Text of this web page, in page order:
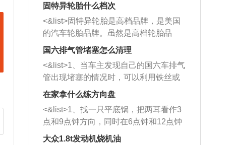
固特异轮胎什么档次
<&list>固特异轮胎是高档品牌，是美国
的汽车轮胎品牌。虽然是高档轮胎品
牌，但是中高低端的轮胎都有生产，这
也是为了更好的开拓市场。
国六排气管堵塞怎么清理
<&list>1、当车主发现自己的国六车排气
管出现堵塞的情况时，可以利用铁丝或
者是细棍，直接将杂物给取出来，如果
堵塞情况比较严重，也可以采取应急措
施。 <&list>2、直接利用木棍将所有的
杂物推到排气管里面的位置处，然后将
三元催化器拆解开，就可以将堵塞的东
在家拿什么练方向盘
<&list>1、找一只平底锅，把两耳看作3
点和9点钟方向，同时在6点钟和12点钟
方向做一个标记。 <&list>2、双手握住
大众1.8t发动机烧机油